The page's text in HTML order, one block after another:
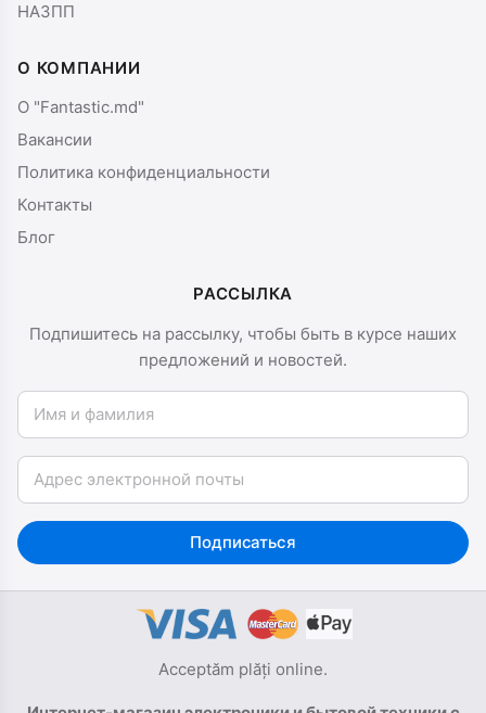
НАЗПП
О КОМПАНИИ
О "Fantastic.md"
Вакансии
Политика конфиденциальности
Контакты
Блог
РАССЫЛКА
Подпишитесь на рассылку, чтобы быть в курсе наших
предложений и новостей.
Имя и фамилия
Email
Подписаться
Acceptăm plăți online.